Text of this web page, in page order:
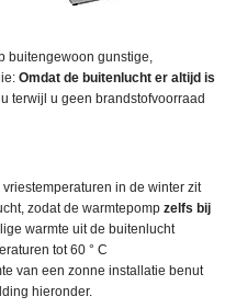
buitengewoon gunstige,
Omdat de buitenlucht er altijd is
terwijl u geen brandstofvoorraad
in de winter zit
zodat de warmtepompzelfs bij
warmte uit de buitenlucht
tot 60 ° C
van een zonne installatie benut
hieronder.